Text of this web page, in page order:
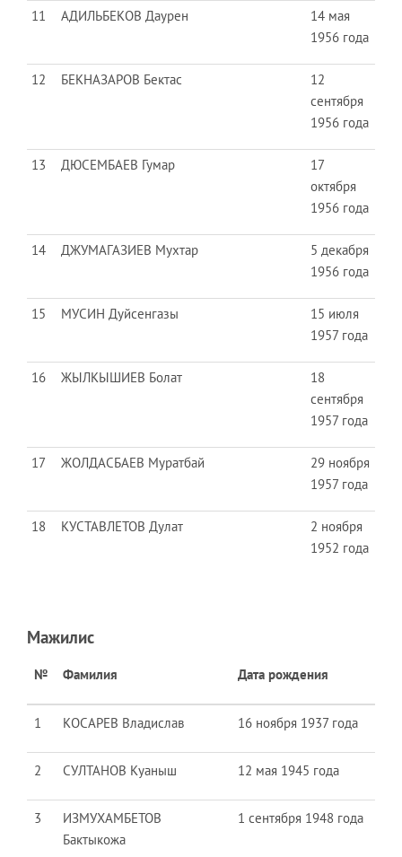
11 АДИЛЬБЕКОВ Даурен
14 мая
1956 года
12 БЕКНАЗАРОВ Бектас
12
сентября
1956 года
13 ДЮСЕМБАЕВ Гумар
17
октября
1956 года
14 ДЖУМАГАЗИЕВ Мухтар
5 декабря
1956 года
15 МУСИН Дуйсенгазы
15 июля
1957 года
16 ЖЫЛКЫШИЕВ Болат
18
сентября
1957 года
17 ЖОЛДАСБАЕВ Муратбай
29 ноября
1957 года
18 КУСТАВЛЕТОВ Дулат
2 ноября
1952 года
Мажилис
№ Фамилия Дата рождения
1 КОСАРЕВ Владислав 16 ноября 1937 года
2 СУЛТАНОВ Куаныш 12 мая 1945 года
3
ИЗМУХАМБЕТОВ
Бактыкожа
1 сентября 1948 года